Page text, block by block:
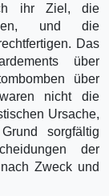
ihr Ziel, die
und die
Das
über
über
nicht die
Ursache,
sorgfältig
der
Zweck und